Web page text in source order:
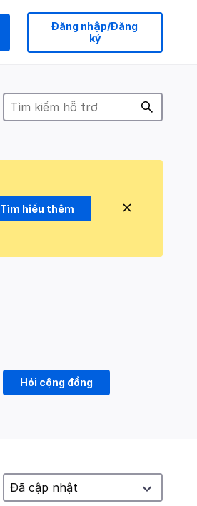
Đăng nhập/Đăng
ký
Tìm hiểu thêm
Hỏi cộng đồng